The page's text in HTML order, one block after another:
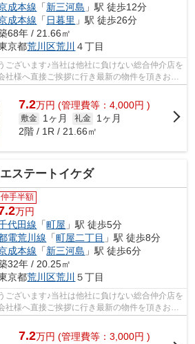
成本線 「新三河島 」駅 徒歩12分
成本線 「 日暮里 」駅 徒歩26分
68年 / 21.66㎡
京都荒川区荒川 ４丁目
ございます♪当社は他社に負けない総合仲介店を
社様へ直接ご挨拶に行き最新の物件を頂きお客
の情報は...
7.2万円 (管理費等：4,000円 )
敷金 1ヶ月 礼金
1ヶ月
2階 / 1R / 21.66㎡
ステートイケダ
仲手半額
万円
代田線 「町屋 」駅 徒歩5分
電荒川線 「町屋二丁目 」駅 徒歩8分
成本線 「新三河島 」駅 徒歩6分
32年 / 20.25㎡
京都荒川区荒川 ５丁目
ございます♪当社は他社に負けない総合仲介店を
社様へ直接ご挨拶に行き最新の物件を頂きお客
の情報は...
7.2万円 (管理費等：3,000円 )